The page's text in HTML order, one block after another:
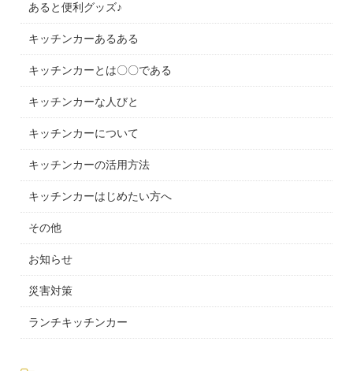
あると便利グッズ♪
キッチンカーあるある
キッチンカーとは〇〇である
キッチンカーな人びと
キッチンカーについて
キッチンカーの活用方法
キッチンカーはじめたい方へ
その他
お知らせ
災害対策
ランチキッチンカー